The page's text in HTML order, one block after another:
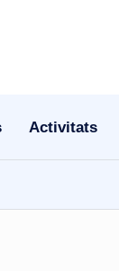
Activitats